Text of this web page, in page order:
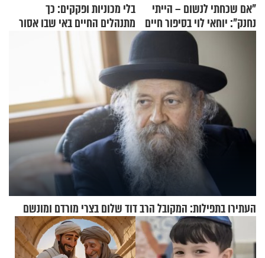
"אם שכחתי לנשום – הייתי
נחנק": יוחאי לוי בסיפור חיים
בלי מכוניות ופקקים: כך
מתנהלים החיים באי שבו אסור
לנהוג כבר יותר מ-120 שנה
העתירו בתפילות: המקובל הרב דוד שלום בצרי מורדם ומונשם